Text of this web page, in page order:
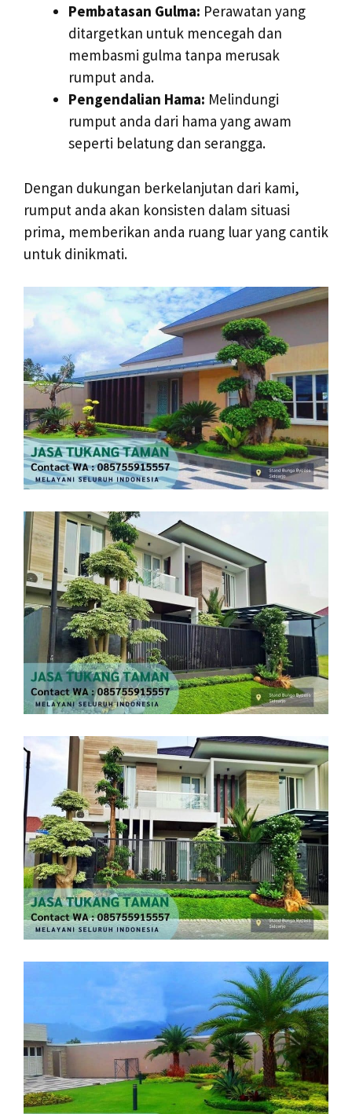
Pembatasan Gulma: Perawatan yang
ditargetkan untuk mencegah dan
membasmi gulma tanpa merusak
rumput anda.
Pengendalian Hama: Melindungi
rumput anda dari hama yang awam
seperti belatung dan serangga.
Dengan dukungan berkelanjutan dari kami,
rumput anda akan konsisten dalam situasi
prima, memberikan anda ruang luar yang cantik
untuk dinikmati.